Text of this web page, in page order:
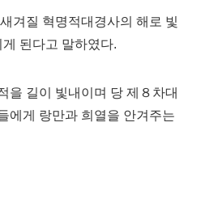
겨질 혁명적대경사의 해로 빛
된다고 말하였다.
을 길이 빛내이며 당 제８차대
에게 랑만과 희열을 안겨주는